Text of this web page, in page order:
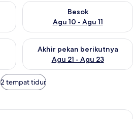
ini Agu 9 - Agu 10
Besok
Agu 10 - Agu 11
Periksa ketersediaan untuk
pekan ini Agu 14 - Agu 16
Akhir pekan berikutnya
Agu 21 - Agu 23
Periksa ketersediaan untuk
2 tempat tidur
Kamar Double Superior | Brankas,